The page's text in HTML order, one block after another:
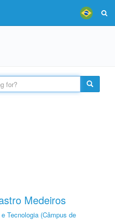
Medeiros
Tecnologia (Câmpus de